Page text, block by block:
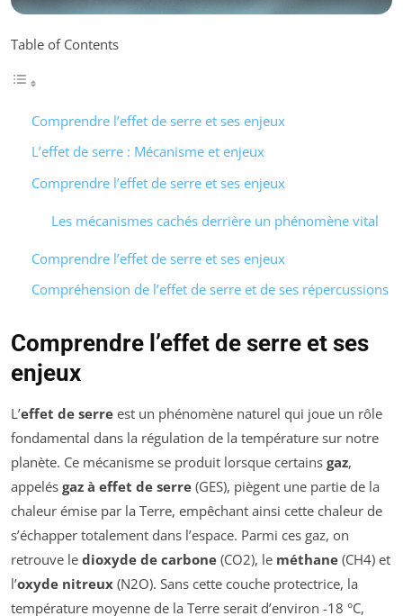
Table of Contents
Comprendre l’effet de serre et ses enjeux
L’effet de serre : Mécanisme et enjeux
Comprendre l’effet de serre et ses enjeux
Les mécanismes cachés derrière un phénomène vital
Comprendre l’effet de serre et ses enjeux
Compréhension de l’effet de serre et de ses répercussions
Comprendre l’effet de serre et ses
enjeux
L’effet de serre est un phénomène naturel qui joue un rôle
fondamental dans la régulation de la température sur notre
planète. Ce mécanisme se produit lorsque certains gaz,
appelés gaz à effet de serre (GES), piègent une partie de la
chaleur émise par la Terre, empêchant ainsi cette chaleur de
s’échapper totalement dans l’espace. Parmi ces gaz, on
retrouve le dioxyde de carbone (CO2), le méthane (CH4) et
l’oxyde nitreux (N2O). Sans cette couche protectrice, la
température moyenne de la Terre serait d’environ -18 °C,